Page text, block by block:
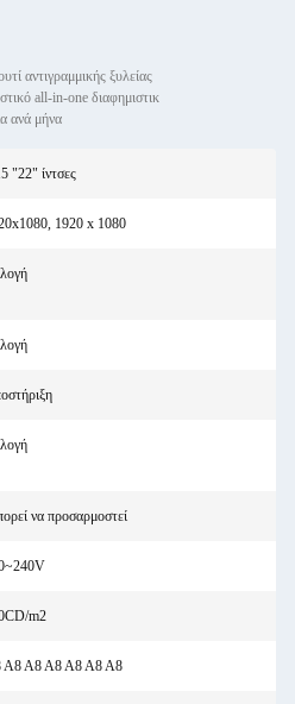
αντιγραμμικής ξυλείας
all-in-one διαφημιστικ
ανά μήνα
"22" ίντσες
1920 x 1080
να προσαρμοστεί
m2
Α8 Α8 Α8 Α8 Α8 Α8